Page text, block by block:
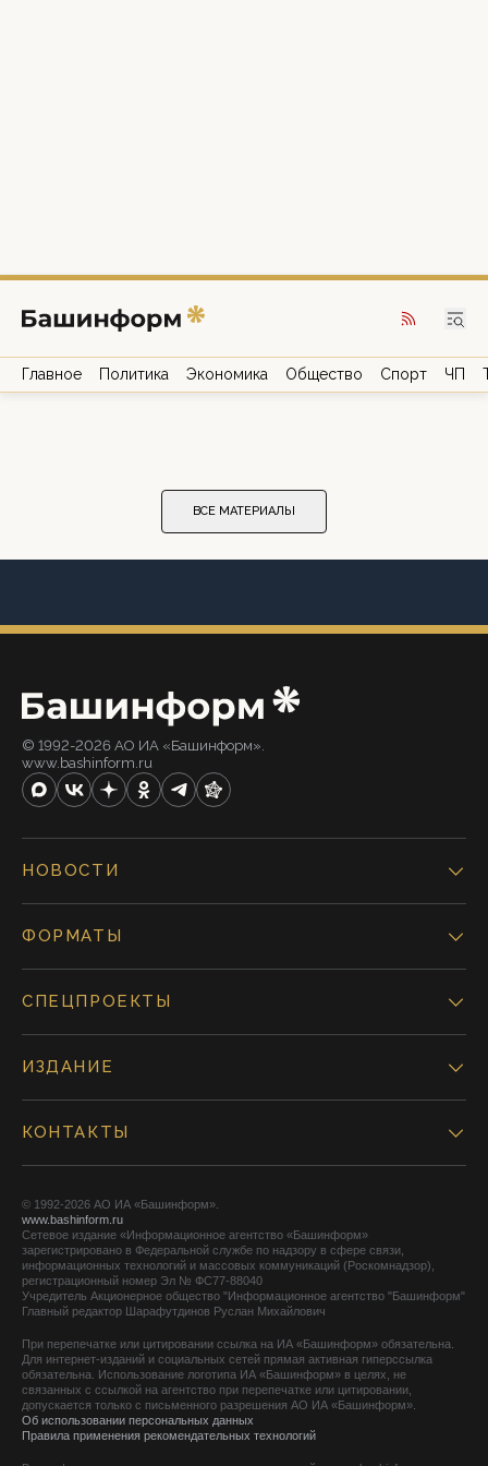
Главное Политика Экономика Общество Спорт ЧП
ВСЕ МАТЕРИАЛЫ
© 1992-2026 АО ИА «Башинформ».
www.bashinform.ru
НОВОСТИ
ФОРМАТЫ
СПЕЦПРОЕКТЫ
ИЗДАНИЕ
КОНТАКТЫ
© 1992-2026 АО ИА «Башинформ».
www.bashinform.ru
Сетевое издание «Информационное агентство «Башинформ»
зарегистрировано в Федеральной службе по надзору в сфере связи,
информационных технологий и массовых коммуникаций (Роскомнадзор),
регистрационный номер Эл № ФС77-88040
Учредитель Акционерное общество "Информационное агентство "Башинформ"
Главный редактор Шарафутдинов Руслан Михайлович
При перепечатке или цитировании ссылка на ИА «Башинформ» обязательна.
Для интернет-изданий и социальных сетей прямая активная гиперссылка
обязательна. Использование логотипа ИА «Башинформ» в целях, не
связанных с ссылкой на агентство при перепечатке или цитировании,
допускается только с письменного разрешения АО ИА «Башинформ».
Об использовании персональных данных
Правила применения рекомендательных технологий